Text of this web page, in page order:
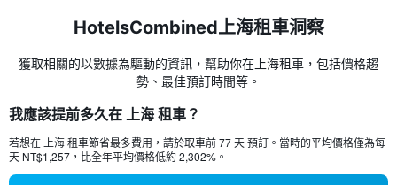
HotelsCombined上海租車洞察
獲取相關的以數據為驅動的資訊，幫助你在上海租車，包括價格趨
勢、最佳預訂時間等。
我應該提前多久在 上海 租車？
若想在 上海 租車節省最多費用，請於取車前 77 天 預訂。當時的平均價格僅為每
天 NT$1,257，比全年平均價格低約 2,302​%。